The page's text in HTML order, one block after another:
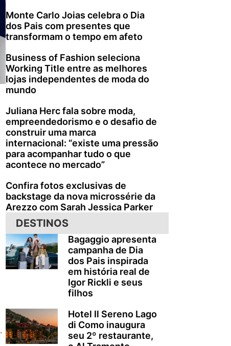
Monte Carlo Joias celebra o Dia
dos Pais com presentes que
transformam o tempo em afeto
Business of Fashion seleciona
Working Title entre as melhores
lojas independentes de moda do
mundo
Juliana Herc fala sobre moda,
empreendedorismo e o desafio de
construir uma marca
internacional: “existe uma pressão
para acompanhar tudo o que
acontece no mercado”
Confira fotos exclusivas de
backstage da nova microssérie da
Arezzo com Sarah Jessica Parker
DESTINOS
Bagaggio apresenta
campanha de Dia
dos Pais inspirada
em história real de
Igor Rickli e seus
filhos
Hotel Il Sereno Lago
di Como inaugura
seu 2º restaurante,